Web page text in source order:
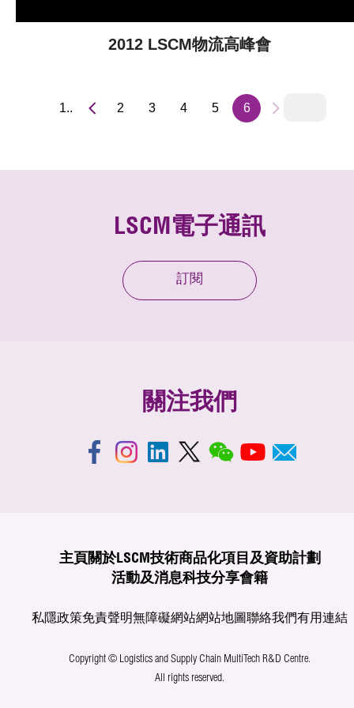
2012 LSCM物流高峰會
1.. 2 3 4 5 6
LSCM電子通訊
訂閱
關注我們
主頁關於LSCM技術商品化項目及資助計劃
活動及消息科技分享會籍
私隱政策免責聲明無障礙網站網站地圖聯絡我們有用連結
Copyright © Logistics and Supply Chain MultiTech R&D Centre.
All rights reserved.